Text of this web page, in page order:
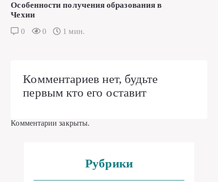
Особенности получения образования в
Чехии
0 0 1 мин.
Комментариев нет, будьте
первым кто его оставит
Комментарии закрыты.
Рубрики